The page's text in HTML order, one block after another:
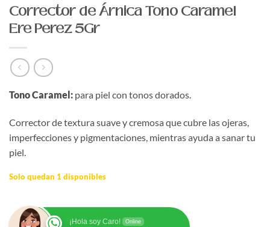
Corrector de Árnica Tono Caramel
Ere Perez 5Gr
Tono Caramel: para piel con tonos dorados.
Corrector de textura suave y cremosa que cubre las ojeras,
imperfecciones y pigmentaciones, mientras ayuda a sanar tu
piel.
Solo quedan 1 disponibles
¡Hola soy Caro! Online